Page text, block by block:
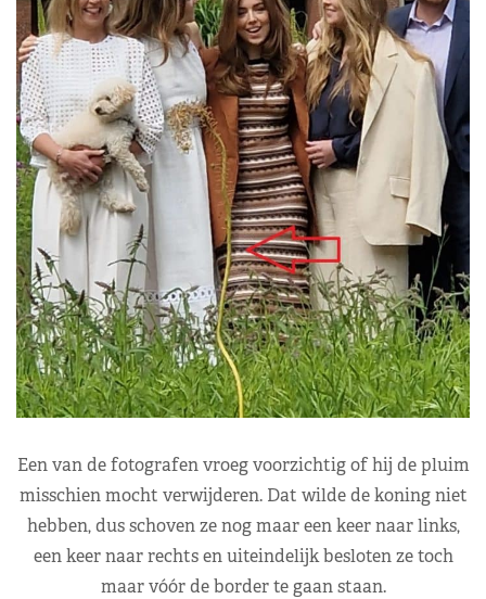
Een van de fotografen vroeg voorzichtig of hij de pluim
misschien mocht verwijderen. Dat wilde de koning niet
hebben, dus schoven ze nog maar een keer naar links,
een keer naar rechts en uiteindelijk besloten ze toch
maar vóór de border te gaan staan.